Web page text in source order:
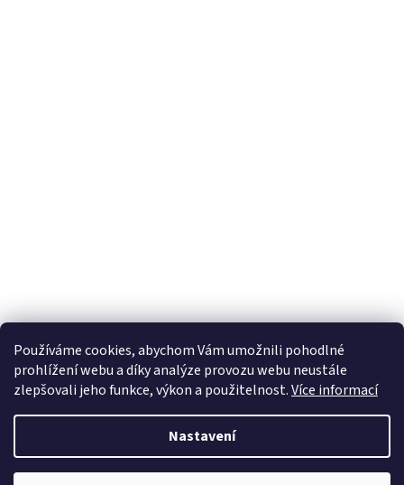
Používáme cookies, abychom Vám umožnili pohodlné
prohlížení webu a díky analýze provozu webu neustále
zlepšovali jeho funkce, výkon a použitelnost.Více informací
Nastavení